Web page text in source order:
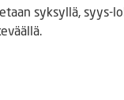
syksyllä, syys-